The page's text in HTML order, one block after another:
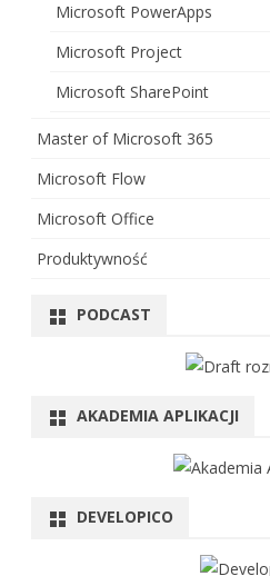
Microsoft PowerApps
Microsoft Project
Microsoft SharePoint
Master of Microsoft 365
Microsoft Flow
Microsoft Office
Produktywność
PODCAST
AKADEMIA APLIKACJI
DEVELOPICO